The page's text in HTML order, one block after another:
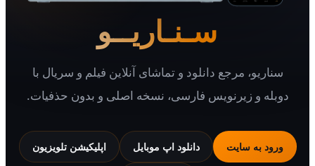
سـنـاریــو
مرجع دانلود و تماشای آنلاین فیلم و سریال با
و زیرنویس فارسی، نسخه اصلی و بدون حذفیات.
به سایت دانلود اپ موبایل اپلیکیشن تلویزیون